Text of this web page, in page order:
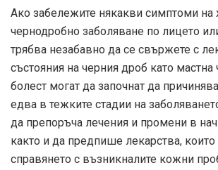
Ако забележите някакви симптоми на
чернодробно заболяване по лицето
трябва незабавно да се свържете с
състояния на черния дроб като
болест могат да започнат да
едва в тежките стадии на
да препоръча лечения и промени в
както и да предпише лекарства,
справянето с възникналите кожни